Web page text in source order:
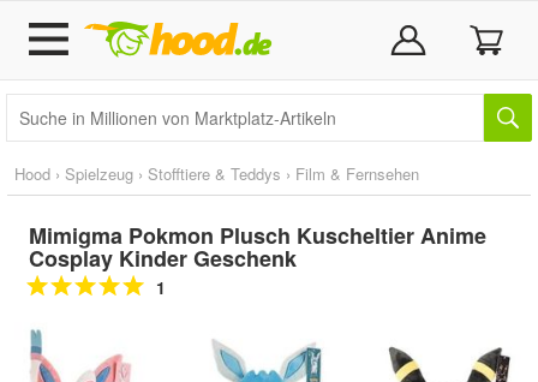
Hood › Spielzeug › Stofftiere & Teddys › Film & Fernsehen
Mimigma Pokmon Plusch Kuscheltier Anime
Cosplay Kinder Geschenk
1